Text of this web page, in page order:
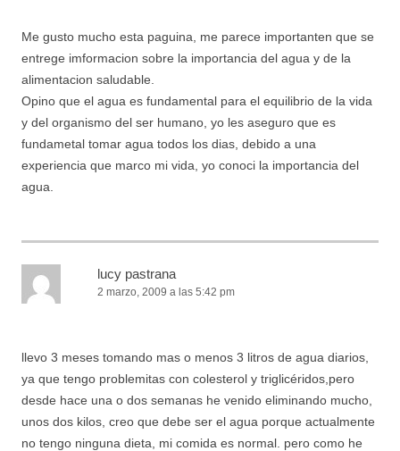
Me gusto mucho esta paguina, me parece importanten que se
entrege imformacion sobre la importancia del agua y de la
alimentacion saludable.
Opino que el agua es fundamental para el equilibrio de la vida
y del organismo del ser humano, yo les aseguro que es
fundametal tomar agua todos los dias, debido a una
experiencia que marco mi vida, yo conoci la importancia del
agua.
lucy pastrana
2 marzo, 2009 a las 5:42 pm
llevo 3 meses tomando mas o menos 3 litros de agua diarios,
ya que tengo problemitas con colesterol y triglicéridos,pero
desde hace una o dos semanas he venido eliminando mucho,
unos dos kilos, creo que debe ser el agua porque actualmente
no tengo ninguna dieta, mi comida es normal. pero como he